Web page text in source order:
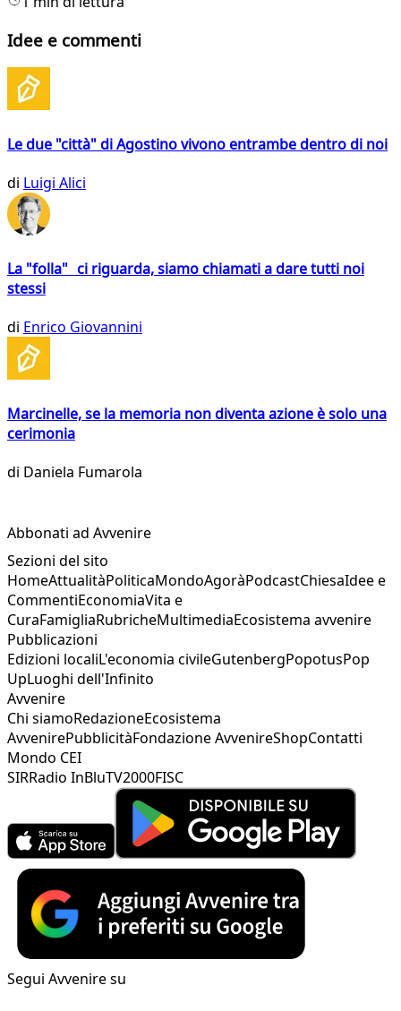
Idee e commenti
Le due "città" di Agostino vivono entrambe dentro di noi
di Luigi Alici
La "folla" ci riguarda, siamo chiamati a dare tutti noi
stessi
di Enrico Giovannini
Marcinelle, se la memoria non diventa azione è solo una
cerimonia
di Daniela Fumarola
Abbonati ad Avvenire
Sezioni del sito
HomeAttualitàPoliticaMondoAgoràPodcastChiesaIdee e
CommentiEconomiaVita e
CuraFamigliaRubricheMultimediaEcosistema avvenire
Pubblicazioni
Edizioni localiL'economia civileGutenbergPopotusPop
UpLuoghi dell'Infinito
Avvenire
Chi siamoRedazioneEcosistema
AvvenirePubblicitàFondazione AvvenireShopContatti
Mondo CEI
SIRRadio InBluTV2000FISC
Segui Avvenire su